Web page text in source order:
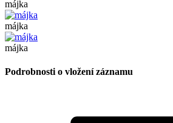
májka
májka
májka
Podrobnosti o vložení záznamu